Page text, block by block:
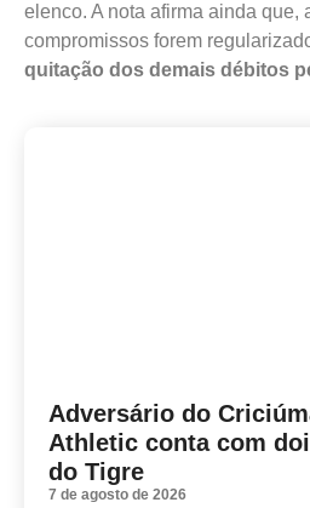
elenco. A nota afirma ainda que,
compromissos forem
quitação dos demais débitos
Adversário do
Athletic conta com
do Tigre
7 de agosto de 2026